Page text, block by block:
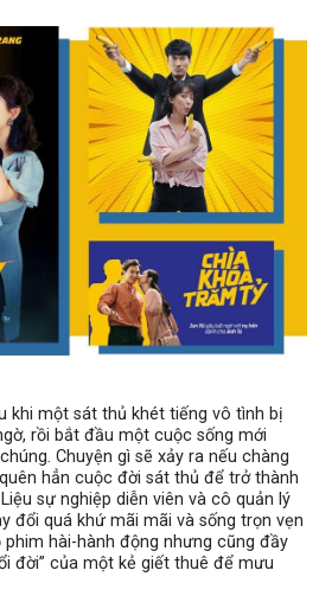
khi một sát thủ khét tiếng vô tình bị
rồi bắt đầu một cuộc sống mới
Chuyện gì sẽ xảy ra nếu chàng
hẳn cuộc đời sát thủ để trở thành
sự nghiệp diễn viên và cô quản lý
đổi quá khứ mãi mãi và sống trọn vẹn
hài-hành động nhưng cũng đầy
đời” của một kẻ giết thuê để mưu